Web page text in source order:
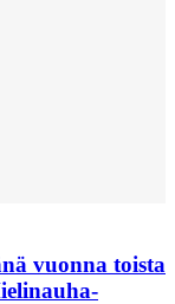
vuonna toista